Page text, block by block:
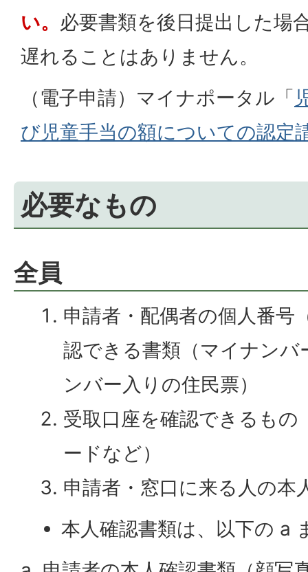
い。 必要書類を後日提出した場
遅れることはありません。
（電子申請）マイナポータル「
び児童手当の額についての認定
必要なもの
全員
申請者・配偶者の個人番号
認できる書類（マイナン
ンバー入りの住民票）
受取口座を確認できるも
ードなど）
申請者・窓口に来る人の本
本人確認書類は、以下の a